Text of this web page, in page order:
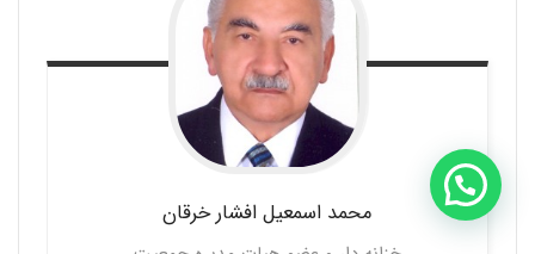
محمد اسمعیل افشارخرقان